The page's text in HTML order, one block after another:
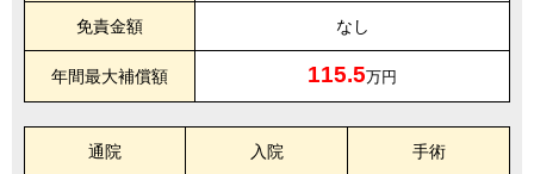
免責金額 なし
年間最大補償額 115.5万円
通院 入院 手術